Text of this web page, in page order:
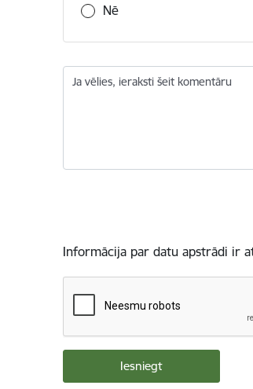
Nē
Ja vēlies, ieraksti šeit komentāru
Informācija par datu apstrādi ir